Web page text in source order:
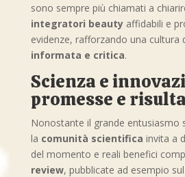
sono sempre più chiamati a
integratori beautyaffidabili e
evidenze, rafforzando una cultura
informata e critica.
Scienza e
promesse e
Nonostante il grande entusiasmo
la comunità scientifica invita a
del momento e reali benefici
review, pubblicate ad esempio sul